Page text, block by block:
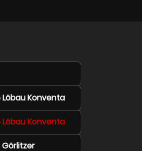
Löbau Konventa
Löbau Konventa(current)
Görlitzer